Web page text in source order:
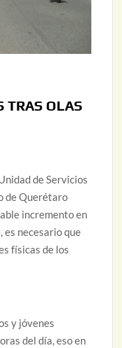
TRAS OLAS
de Servicios
de Querétaro
incremento en
necesario que
físicas de los
y jóvenes
del día, eso en